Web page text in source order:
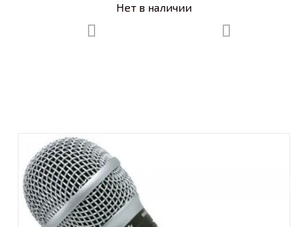
Нет в наличии